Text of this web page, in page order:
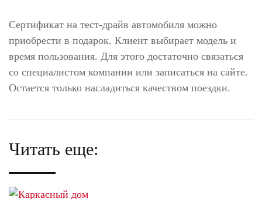
Сертификат на тест-драйв автомобиля можно
приобрести в подарок. Клиент выбирает модель и
время пользования. Для этого достаточно связаться
со специалистом компании или записаться на сайте.
Остается только насладиться качеством поездки.
Читать еще: